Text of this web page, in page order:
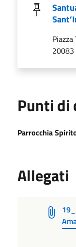
20083
Punti di
Parrocchia
Allegati